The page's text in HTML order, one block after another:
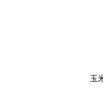
玉